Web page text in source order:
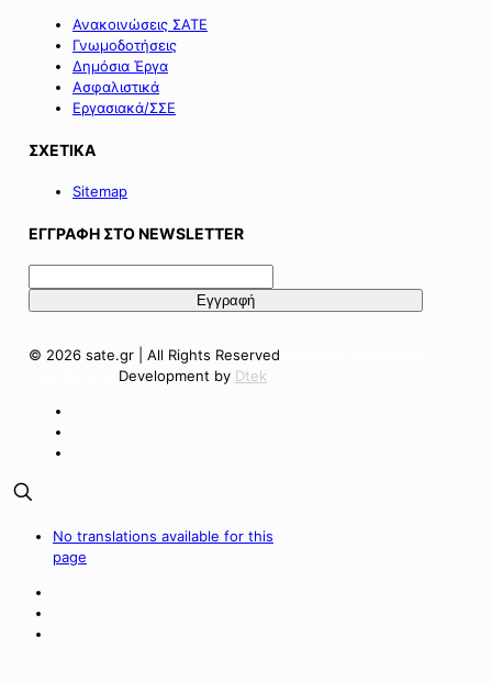
Ανακοινώσεις ΣΑΤΕ
Γνωμοδοτήσεις
Δημόσια Έργα
Ασφαλιστικά
Εργασιακά/ΣΣΕ
ΣΧΕΤΙΚΑ
Sitemap
ΕΓΓΡΑΦΗ ΣΤΟ NEWSLETTER
© 2026 sate.gr | All Rights Reserved
Development by Dtek
No translations available for this
page